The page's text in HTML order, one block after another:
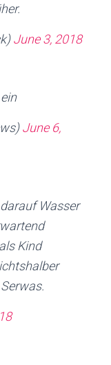
June 3, 2018
June 6,
Wasser
Kind